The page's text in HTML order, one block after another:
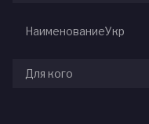
НаименованиеУкр
Для кого